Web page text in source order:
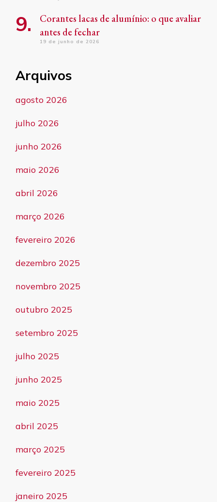
Corantes lacas de alumínio: o que avaliar
antes de fechar
19 de junho de 2026
Arquivos
agosto 2026
julho 2026
junho 2026
maio 2026
abril 2026
março 2026
fevereiro 2026
dezembro 2025
novembro 2025
outubro 2025
setembro 2025
julho 2025
junho 2025
maio 2025
abril 2025
março 2025
fevereiro 2025
janeiro 2025